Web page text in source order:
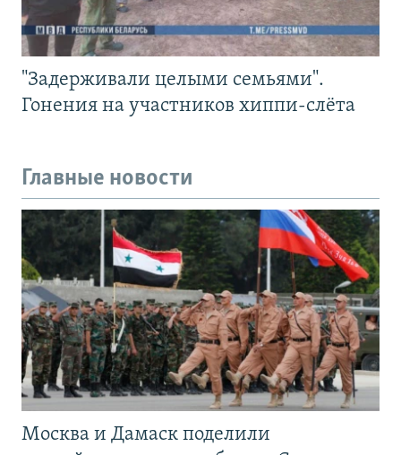
"Задерживали целыми семьями".
Гонения на участников хиппи-слёта
Главные новости
Москва и Дамаск поделили